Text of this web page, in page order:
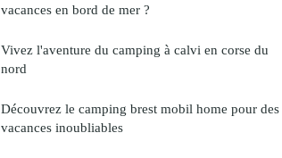
vacances en bord de mer ?
Vivez l'aventure du camping à calvi en corse du
nord
Découvrez le camping brest mobil home pour des
vacances inoubliables